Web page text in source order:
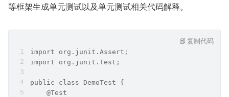
等框架生成单元测试以及单元测试相关代码解释。
import org.junit.Assert;
import org.junit.Test;
public class DemoTest {
    @Test
复制代码